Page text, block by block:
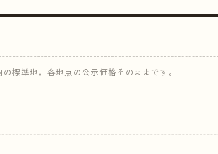
標準地。各地点の公示価格そのままです。